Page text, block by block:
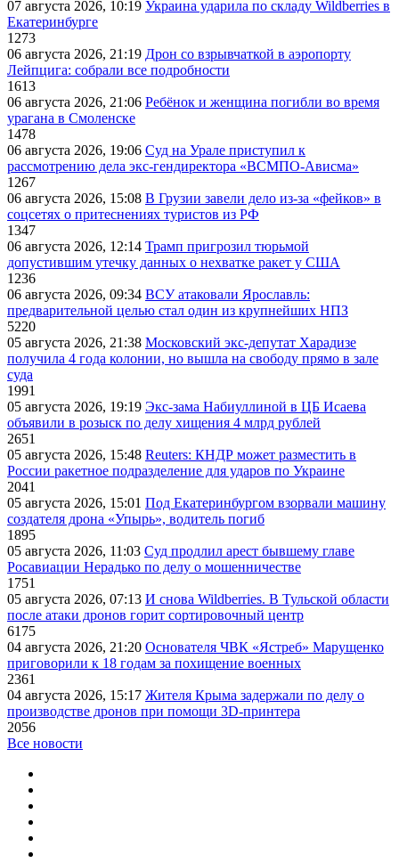
07 августа 2026, 10:19 Украина ударила по складу Wildberries в
Екатеринбурге
1273
06 августа 2026, 21:19 Дрон со взрывчаткой в аэропорту
Лейпцига: собрали все подробности
1613
06 августа 2026, 21:06 Ребёнок и женщина погибли во время
урагана в Смоленске
1478
06 августа 2026, 19:06 Суд на Урале приступил к
рассмотрению дела экс-гендиректора «ВСМПО-Ависма»
1267
06 августа 2026, 15:08 В Грузии завели дело из-за «фейков» в
соцсетях о притеснениях туристов из РФ
1347
06 августа 2026, 12:14 Трамп пригрозил тюрьмой
допустившим утечку данных о нехватке ракет у США
1236
06 августа 2026, 09:34 ВСУ атаковали Ярославль:
предварительной целью стал один из крупнейших НПЗ
5220
05 августа 2026, 21:38 Московский экс-депутат Харадизе
получила 4 года колонии, но вышла на свободу прямо в зале
суда
1991
05 августа 2026, 19:19 Экс-зама Набиуллиной в ЦБ Исаева
объявили в розыск по делу хищения 4 млрд рублей
2651
05 августа 2026, 15:48 Reuters: КНДР может разместить в
России ракетное подразделение для ударов по Украине
2041
05 августа 2026, 15:01 Под Екатеринбургом взорвали машину
создателя дрона «Упырь», водитель погиб
1895
05 августа 2026, 11:03 Суд продлил арест бывшему главе
Росавиации Нерадько по делу о мошенничестве
1751
05 августа 2026, 07:13 И снова Wildberries. В Тульской области
после атаки дронов горит сортировочный центр
6175
04 августа 2026, 21:20 Основателя ЧВК «Ястреб» Марущенко
приговорили к 18 годам за похищение военных
2361
04 августа 2026, 15:17 Жителя Крыма задержали по делу о
производстве дронов при помощи 3D‑принтера
2056
Все новости